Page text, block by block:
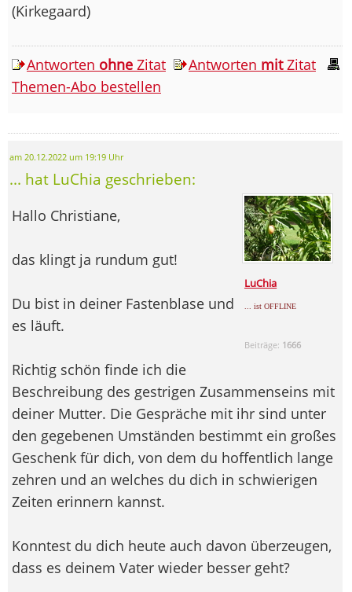
(Kirkegaard)
Antworten ohne Zitat Antworten mitZitat
Themen-Abo bestellen
am 20.12.2022 um 19:19 Uhr
... hat LuChia geschrieben:
LuChia
... ist OFFLINE
Beiträge: 1666
Hallo Christiane,
das klingt ja rundum gut!
Du bist in deiner Fastenblase und
es läuft.
Richtig schön finde ich die
Beschreibung des gestrigen Zusammenseins mit
deiner Mutter. Die Gespräche mit ihr sind unter
den gegebenen Umständen bestimmt ein großes
Geschenk für dich, von dem du hoffentlich lange
zehren und an welches du dich in schwierigen
Zeiten erinnern kannst.
Konntest du dich heute auch davon überzeugen,
dass es deinem Vater wieder besser geht?